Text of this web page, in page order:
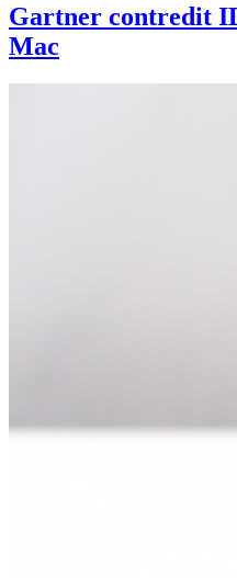
Gartner contredit
Mac